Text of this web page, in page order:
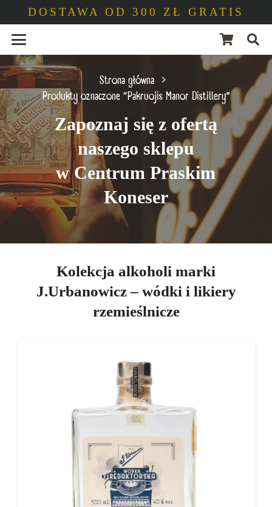
DOSTAWA OD 300 ZŁ GRATIS
Strona główna
Produkty oznaczone “Pakruojis Manor Distillery”
Zapoznaj się z ofertą
naszego sklepu
w Centrum Praskim
Koneser
Kolekcja alkoholi marki
J.Urbanowicz – wódki i likiery
rzemieślnicze